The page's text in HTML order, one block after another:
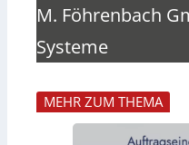
M. Föhrenbach
Systeme
MEHR ZUM THEMA